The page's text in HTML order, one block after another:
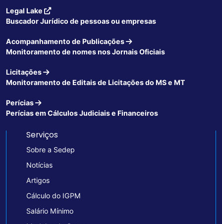
Legal Lake
Buscador Jurídico de pessoas ou empresas
Acompanhamento de Publicações
Monitoramento de nomes nos Jornais Oficiais
Licitações
Monitoramento de Editais de Licitações do MS e MT
Perícias
Perícias em Cálculos Judiciais e Financeiros
Serviços
Sobre a Sedep
Notícias
Artigos
Cálculo do IGPM
Salário Mínimo